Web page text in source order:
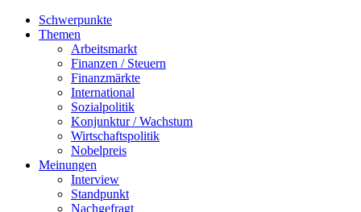
Schwerpunkte
Themen
Arbeitsmarkt
Finanzen / Steuern
Finanzmärkte
International
Sozialpolitik
Konjunktur / Wachstum
Wirtschaftspolitik
Nobelpreis
Meinungen
Interview
Standpunkt
Nachgefragt